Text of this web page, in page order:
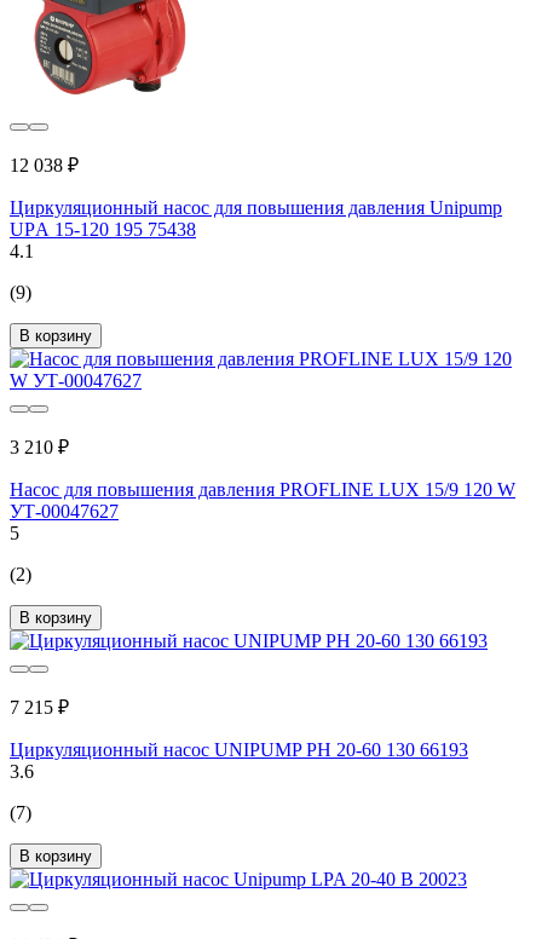
12 038 ₽
Циркуляционный насос для повышения давления Unipump
UPА 15-120 195 75438
4.1
(9)
В корзину
3 210 ₽
Насос для повышения давления PROFLINE LUX 15/9 120 W
УТ-00047627
5
(2)
В корзину
7 215 ₽
Циркуляционный насос UNIPUMP PH 20-60 130 66193
3.6
(7)
В корзину